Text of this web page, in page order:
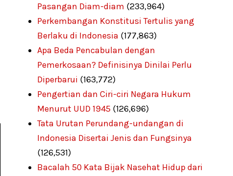
Pasangan Diam-diam (233,964)
Perkembangan Konstitusi Tertulis yang
Berlaku di Indonesia (177,863)
Apa Beda Pencabulan dengan
Pemerkosaan? Definisinya Dinilai Perlu
Diperbarui (163,772)
Pengertian dan Ciri-ciri Negara Hukum
Menurut UUD 1945 (126,696)
Tata Urutan Perundang-undangan di
Indonesia Disertai Jenis dan Fungsinya
(126,531)
Bacalah 50 Kata Bijak Nasehat Hidup dari